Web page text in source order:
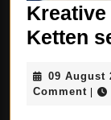
Ketten
09 August
Comment |